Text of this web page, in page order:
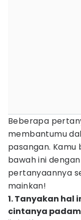
Beberapa
membantumu
pasangan. Kamu
bawah ini
pertanyaannya
mainkan!
1. Tanyakan hal
cintanya